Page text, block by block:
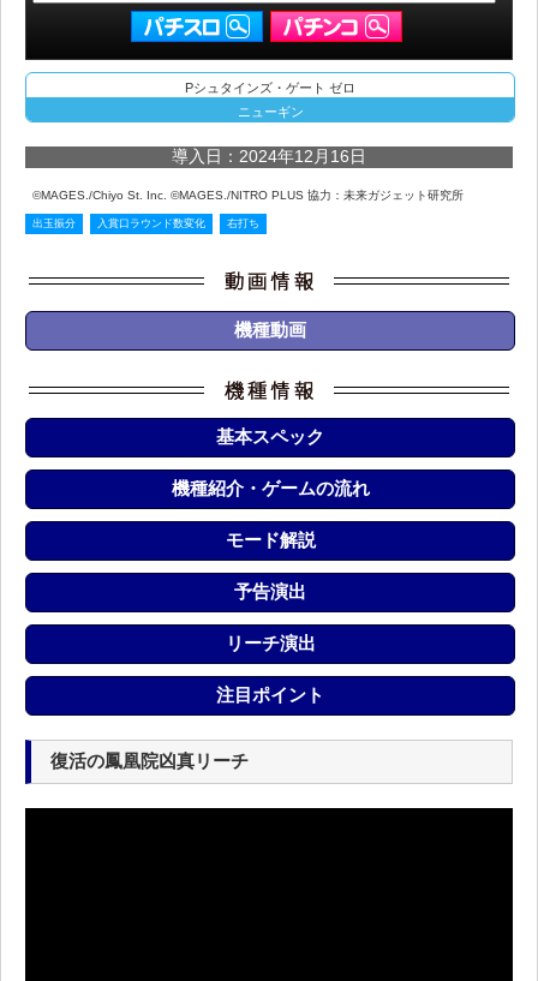
Pシュタインズ・ゲート ゼロ
ニューギン
導入日：2024年12月16日
©MAGES./Chiyo St. Inc. ©MAGES./NITRO PLUS 協力：未来ガジェット研究所
出玉振分 入賞口ラウンド数変化 右打ち
機種動画
基本スペック
機種紹介・ゲームの流れ
モード解説
予告演出
リーチ演出
注目ポイント
復活の鳳凰院凶真リーチ